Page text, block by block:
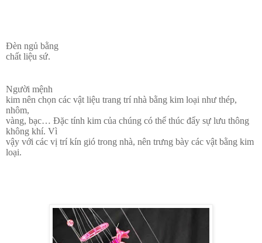
Đèn ngủ bằng
chất liệu sứ.
Người mệnh
kim nên chọn các vật liệu trang trí nhà bằng kim loại như thép,
nhôm,
vàng, bạc… Đặc tính kim của chúng có thể thúc đẩy sự lưu thông
không khí. Vì
vậy với các vị trí kín gió trong nhà, nên trưng bày các vật bằng kim
loại.